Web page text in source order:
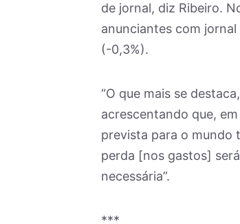
de jornal, diz Ribeiro.
anunciantes com
(-0,3%).
“O que mais se
acrescentando que,
prevista para o mundo
perda [nos gastos]
necessária”.
***